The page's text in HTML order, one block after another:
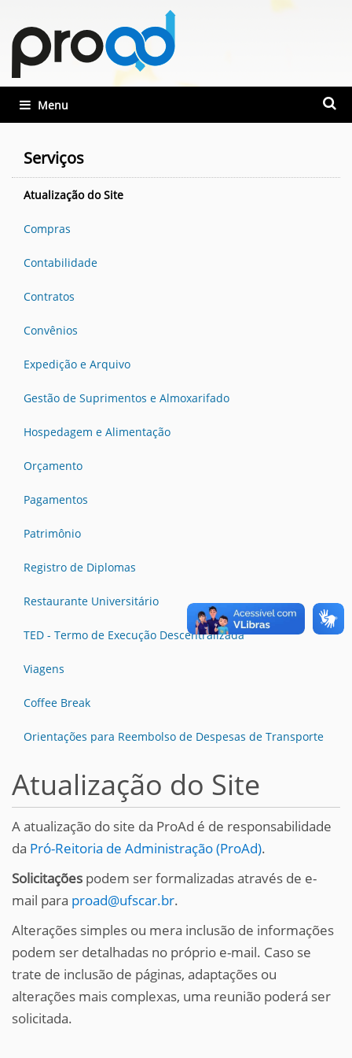
Busca
Toggle navigation
Serviços
Atualização do Site
Compras
Contabilidade
Contratos
Convênios
Expedição e Arquivo
Gestão de Suprimentos e Almoxarifado
Hospedagem e Alimentação
Orçamento
Pagamentos
Patrimônio
Registro de Diplomas
Restaurante Universitário
TED - Termo de Execução Descentralizada
Viagens
Coffee Break
Orientações para Reembolso de Despesas de Transporte
Atualização do Site
A atualização do site da ProAd é de responsabilidade
da Pró-Reitoria de Administração (ProAd).
Solicitações podem ser formalizadas através de e-
mail para proad@ufscar.br.
Alterações simples ou mera inclusão de informações
podem ser detalhadas no próprio e-mail. Caso se
trate de inclusão de páginas, adaptações ou
alterações mais complexas, uma reunião poderá ser
solicitada.